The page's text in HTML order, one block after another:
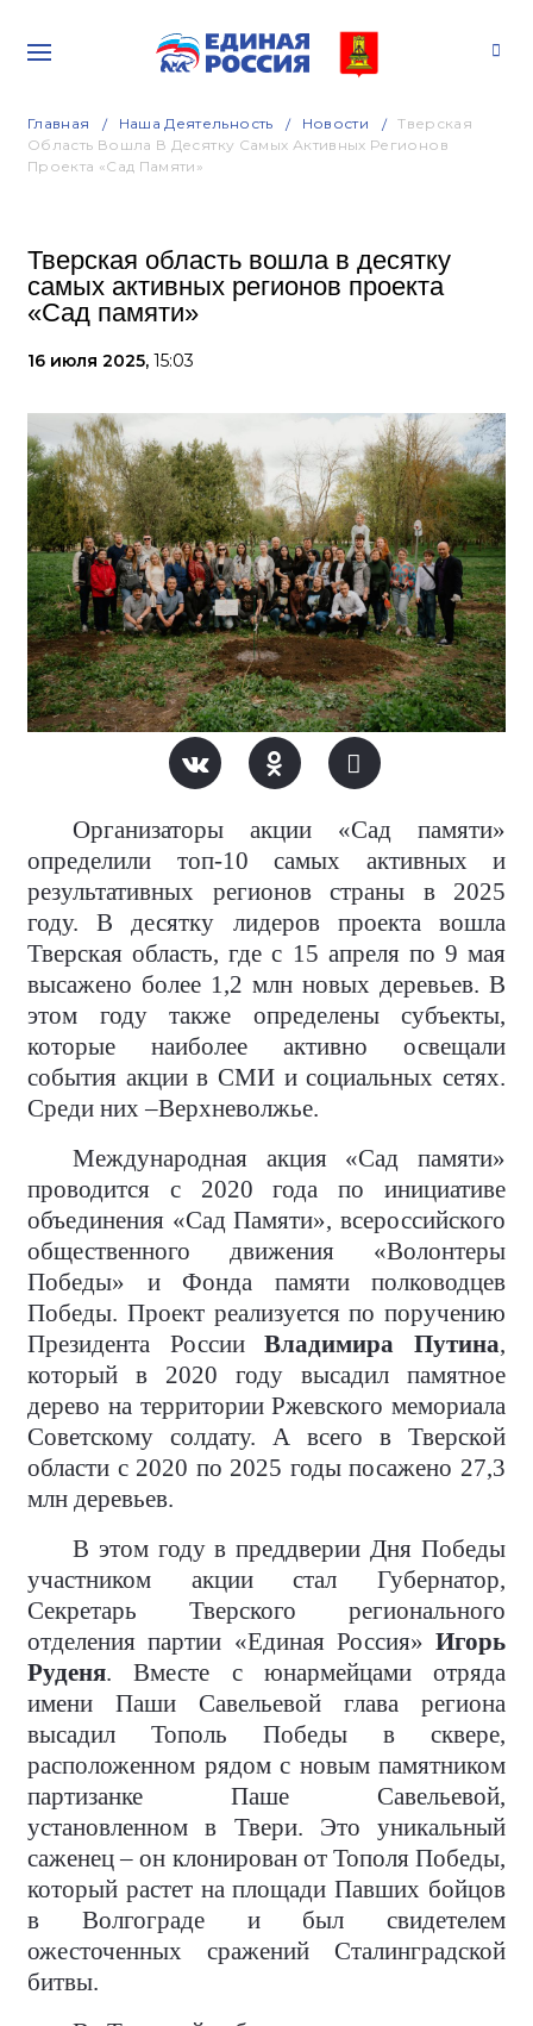
Главная Наша Деятельность Новости
Тверская
Область Вошла В Десятку Самых Активных Регионов
Проекта «Сад Памяти»
Тверская область вошла в десятку
самых активных регионов проекта
«Сад памяти»
16 июля 2025, 15:03
Организаторы акции «Сад памяти»
определили топ-10 самых активных и
результативных регионов страны в 2025
году. В десятку лидеров проекта вошла
Тверская область, где с 15 апреля по 9 мая
высажено более 1,2 млн новых деревьев. В
этом году также определены субъекты,
которые наиболее активно освещали
события акции в СМИ и социальных сетях.
Среди них –Верхневолжье.
Международная акция «Сад памяти»
проводится с 2020 года по инициативе
объединения «Сад Памяти», всероссийского
общественного движения «Волонтеры
Победы» и Фонда памяти полководцев
Победы. Проект реализуется по поручению
Президента РоссииВладимира Путина,
который в 2020 году высадил памятное
дерево на территории Ржевского мемориала
Советскому солдату. А всего в Тверской
области с 2020 по 2025 годы посажено 27,3
млн деревьев.
В этом году в преддверии Дня Победы
участником акции стал Губернатор,
Секретарь Тверского регионального
отделения партии «Единая Россия» Игорь
Руденя. Вместе с юнармейцами отряда
имени Паши Савельевой глава региона
высадил Тополь Победы в сквере,
расположенном рядом с новым памятником
партизанке Паше Савельевой,
установленном в Твери. Это уникальный
саженец – он клонирован от Тополя Победы,
который растет на площади Павших бойцов
в Волгограде и был свидетелем
ожесточенных сражений Сталинградской
битвы.